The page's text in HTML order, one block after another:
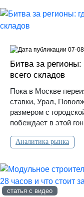
Битва за
всего складов
Пока в Москве
ставки, Урал,
размером с
побеждает в этой
Аналитика рынка
07-
статья с видео